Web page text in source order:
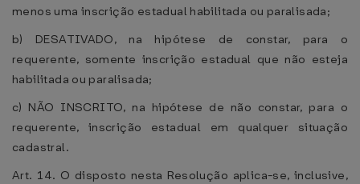
menos uma inscrição estadual habilitada ou paralisada;
b) DESATIVADO, na hipótese de constar, para o
requerente, somente inscrição estadual que não esteja
habilitada ou paralisada;
c) NÃO INSCRITO, na hipótese de não constar, para o
requerente, inscrição estadual em qualquer situação
cadastral.
Art. 14. O disposto nesta Resolução aplica-se, inclusive,